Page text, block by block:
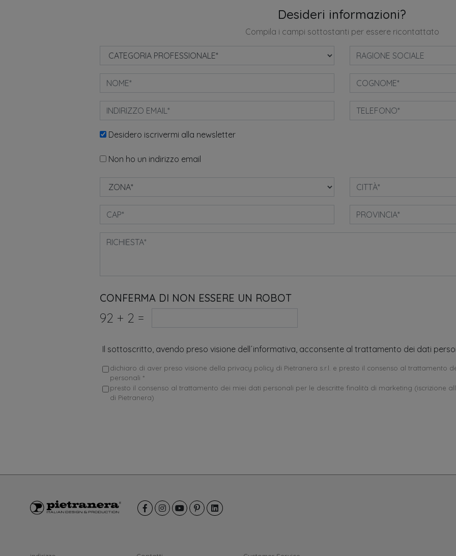
Desideri informazioni?
Compila i campi sottostanti per essere ricontattato
Desidero iscrivermi alla newsletter
Non ho un indirizzo email
CONFERMA DI NON ESSERE UN ROBOT
92 + 2 =
Il sottoscritto, avendo preso visione dell´informativa, acconsente al trattamento dei dati
dichiaro di aver preso visione della privacy policy di Pietranera s.r.l. e presto il consenso al trattamento
personali *
presto il consenso al trattamento dei miei dati personali per le descritte finalità di marketing (iscrizione
di Pietranera)